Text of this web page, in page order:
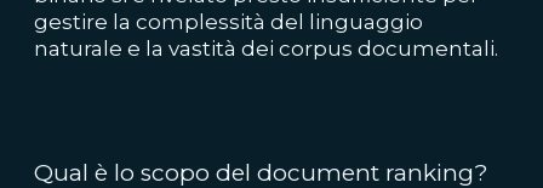
gestire la complessità del linguaggio
naturale e la vastità dei corpus documentali.
Qual è lo scopo del document ranking?